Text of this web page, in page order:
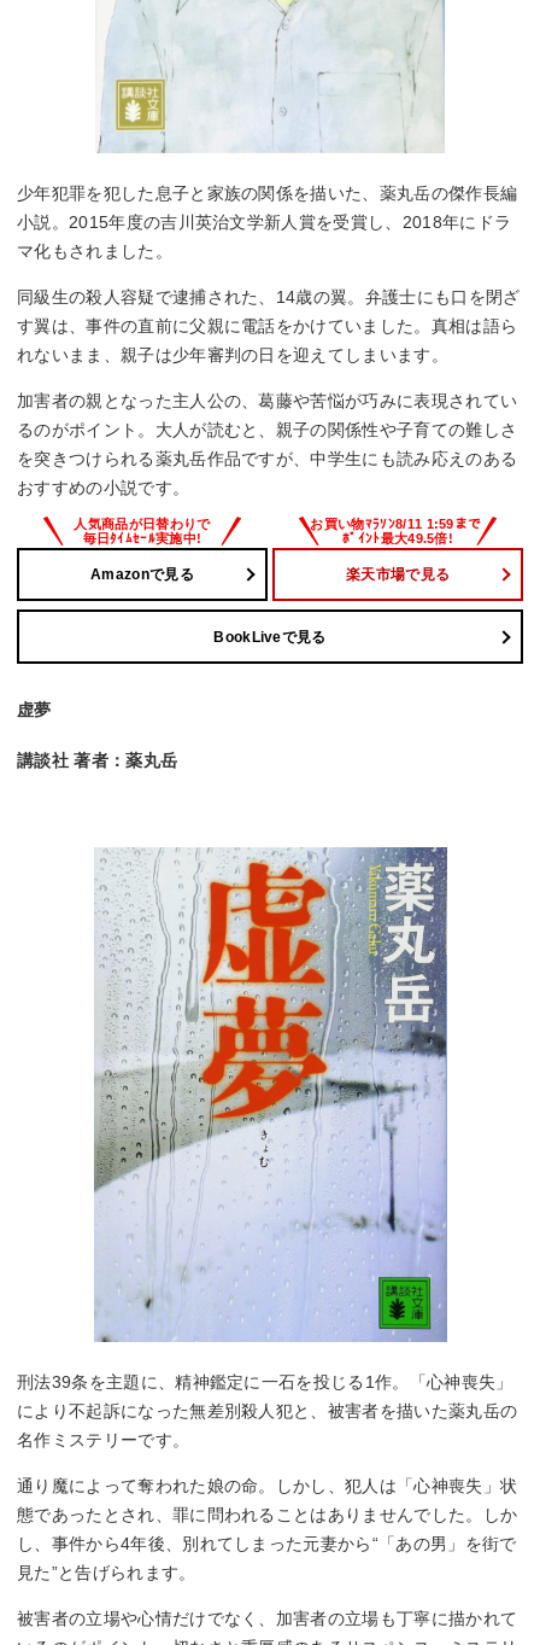
少年犯罪を犯した息子と家族の関係を描いた、薬丸岳の傑作長編
小説。2015年度の吉川英治文学新人賞を受賞し、2018年にドラ
マ化もされました。
同級生の殺人容疑で逮捕された、14歳の翼。弁護士にも口を閉ざ
す翼は、事件の直前に父親に電話をかけていました。真相は語ら
れないまま、親子は少年審判の日を迎えてしまいます。
加害者の親となった主人公の、葛藤や苦悩が巧みに表現されてい
るのがポイント。大人が読むと、親子の関係性や子育ての難しさ
を突きつけられる薬丸岳作品ですが、中学生にも読み応えのある
おすすめの小説です。
Amazonで見る 楽天市場で見る
BookLiveで見る
虚夢
講談社 著者：薬丸岳
刑法39条を主題に、精神鑑定に一石を投じる1作。「心神喪失」
により不起訴になった無差別殺人犯と、被害者を描いた薬丸岳の
名作ミステリーです。
通り魔によって奪われた娘の命。しかし、犯人は「心神喪失」状
態であったとされ、罪に問われることはありませんでした。しか
し、事件から4年後、別れてしまった元妻から“「あの男」を街で
見た”と告げられます。
被害者の立場や心情だけでなく、加害者の立場も丁寧に描かれて